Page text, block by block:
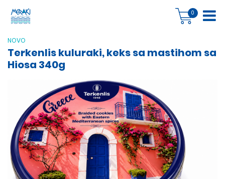
0
NOVO
Terkenlis kuluraki, keks sa mastihom sa
Hiosa 340g